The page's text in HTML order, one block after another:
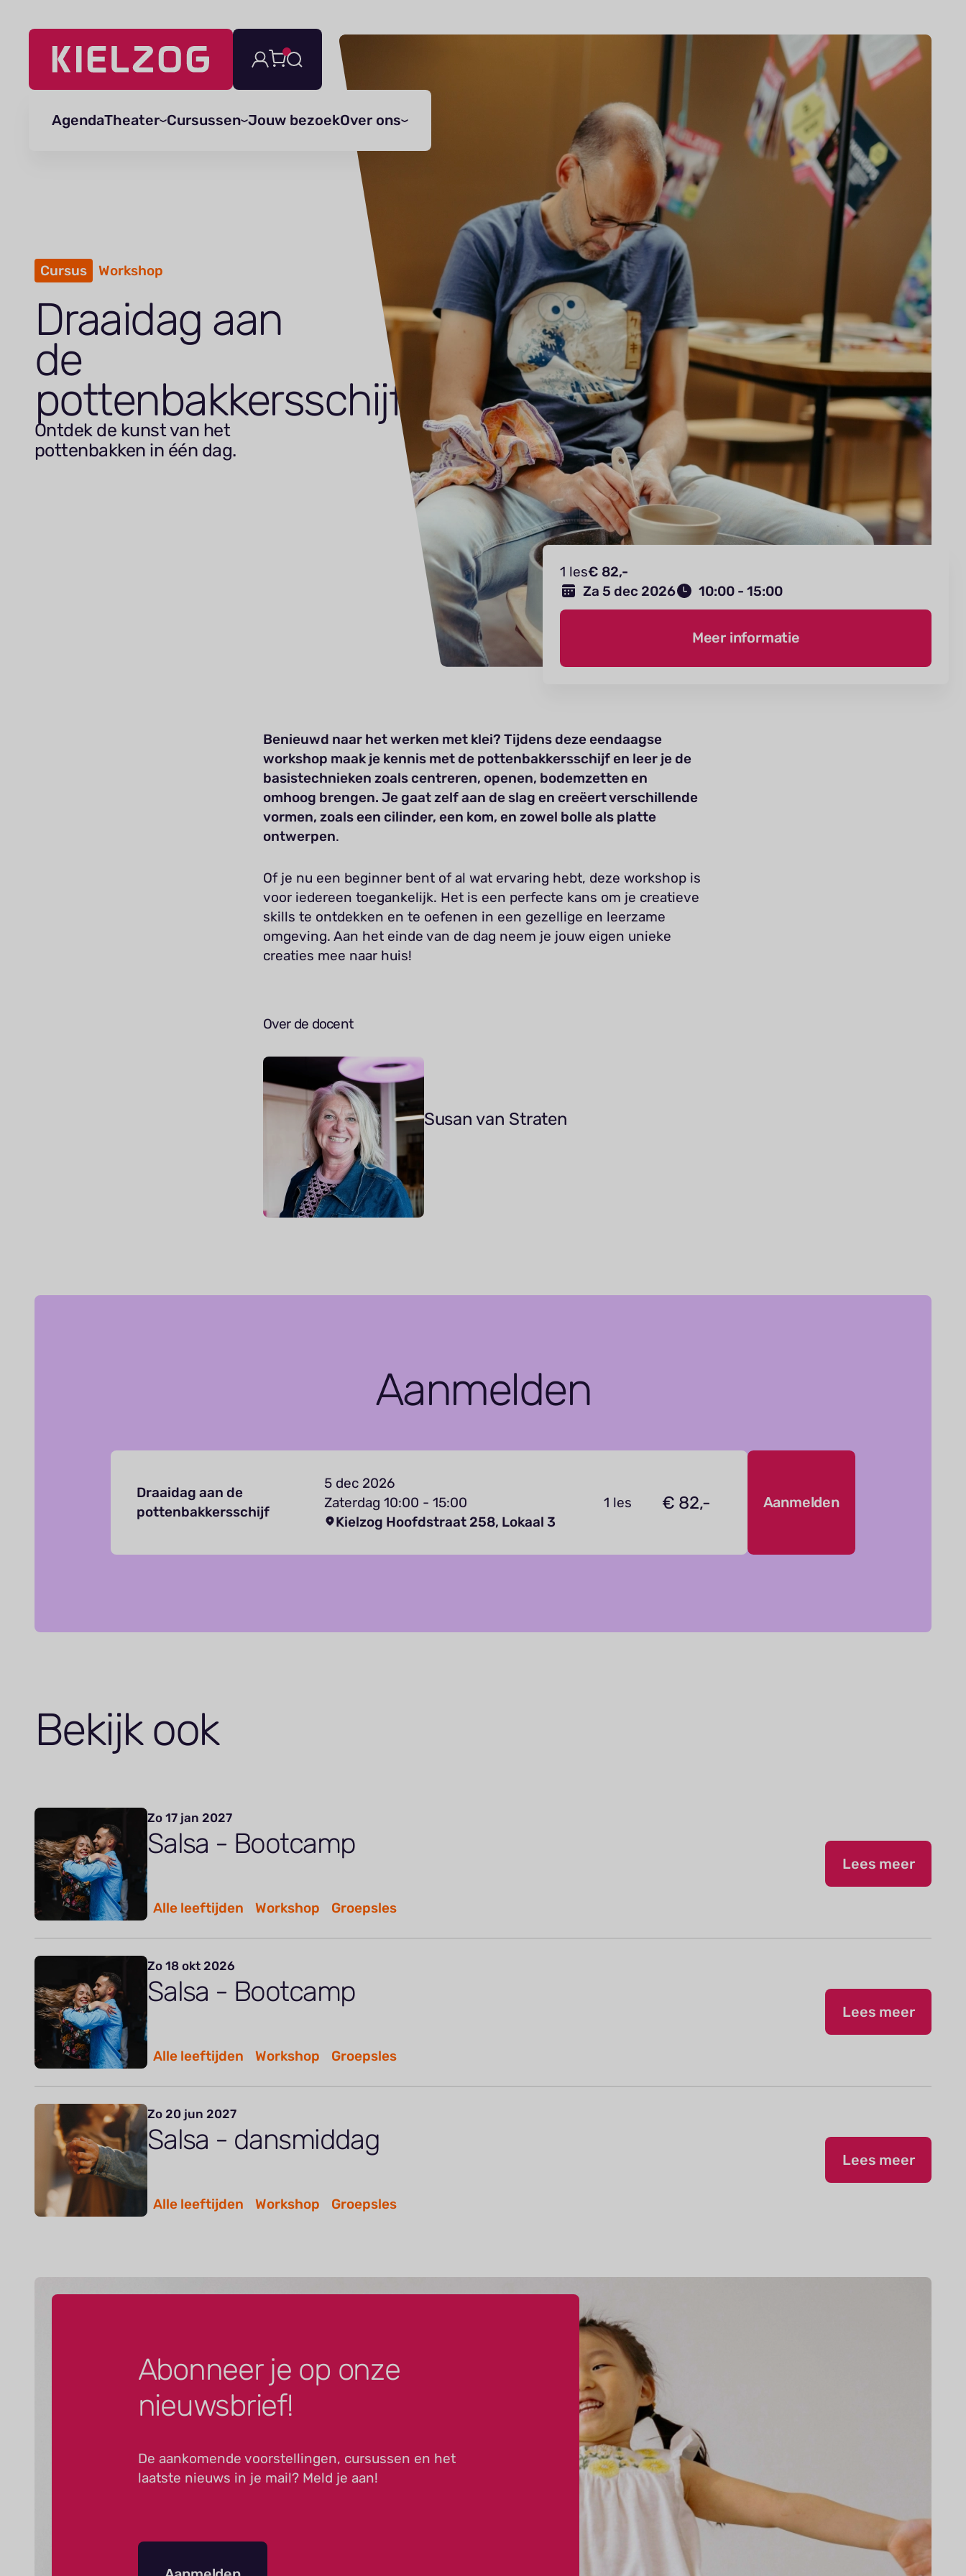
Navigatie
AgendaTheater Cursussen Jouw bezoekOver ons
Cursus Workshop
Draaidag aan
de
pottenbakkersschijf
Ontdek de kunst van het
pottenbakken in één dag.
1 les€ 82,-
Za 5 dec 2026
10:00 - 15:00
Meer informatie
Benieuwd naar het werken met klei? Tijdens deze eendaagse
workshop maak je kennis met de pottenbakkersschijf en leer je de
basistechnieken zoals centreren, openen, bodemzetten en
omhoog brengen. Je gaat zelf aan de slag en creëert verschillende
vormen, zoals een cilinder, een kom, en zowel bolle als platte
ontwerpen.
Of je nu een beginner bent of al wat ervaring hebt, deze workshop is
voor iedereen toegankelijk. Het is een perfecte kans om je creatieve
skills te ontdekken en te oefenen in een gezellige en leerzame
omgeving. Aan het einde van de dag neem je jouw eigen unieke
creaties mee naar huis!
Over de docent
Susan van Straten
Aanmelden
Draaidag aan de
pottenbakkersschijf
5 dec 2026
Zaterdag 10:00 - 15:00
Kielzog Hoofdstraat 258, Lokaal 3
1 les € 82,- Aanmelden
Bekijk ook
Zo 17 jan 2027
Salsa - Bootcamp
Alle leeftijden Workshop Groepsles
Lees meer
Zo 18 okt 2026
Salsa - Bootcamp
Alle leeftijden Workshop Groepsles
Lees meer
Zo 20 jun 2027
Salsa - dansmiddag
Alle leeftijden Workshop Groepsles
Lees meer
Abonneer je op onze
nieuwsbrief!
De aankomende voorstellingen, cursussen en het
laatste nieuws in je mail? Meld je aan!